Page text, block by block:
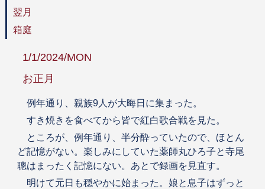
翌月
箱庭
1/1/2024/MON
お正月
例年通り、親族9人が大晦日に集まった。
すき焼きを食べてから皆で紅白歌合戦を見た。
ところが、例年通り、半分酔っていたので、ほとん
ど記憶がない。楽しみにしていた薬師丸ひろ子と寺尾
聰はまったく記憶にない。あとで録画を見直す。
明けて元日も穏やかに始まった。娘と息子はずっと